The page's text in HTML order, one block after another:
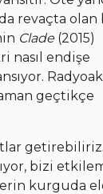
revaçta olan
Clade(2015)
nasıl endişe
geçtikçe
getirebiliriz.
bizi
kurguda